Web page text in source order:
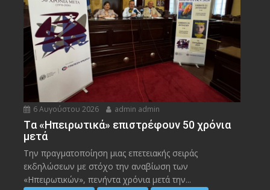
6 Αυγούστου 2026 admin admin
Tα «Ηπειρωτικά» επιστρέφουν 50 χρόνια
μετά
Την πραγματοποίηση μιας επετειακής σειράς
εκδηλώσεων με στόχο την αναβίωση των
«Ηπειρωτικών», πενήντα χρόνια μετά την...